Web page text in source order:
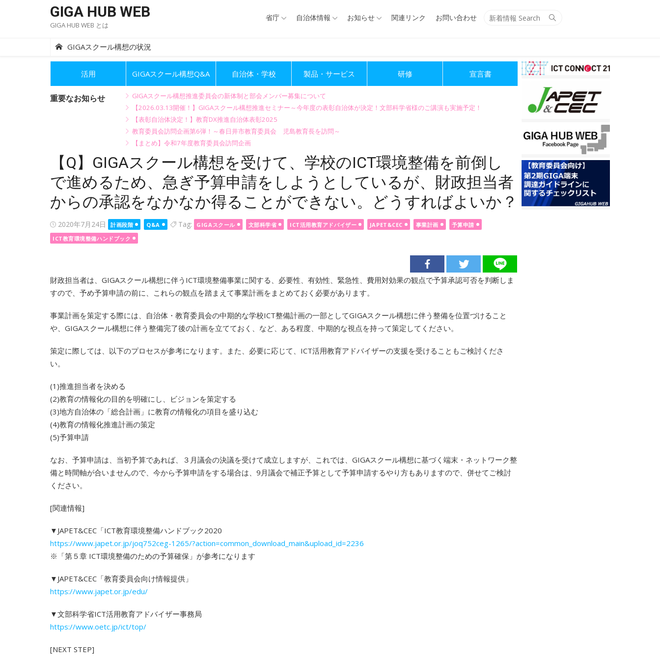
GIGA HUB WEB
GIGA HUB WEB とは
Search
省庁 自治体情報 お知らせ 関連リンク お問い合わせ
GIGAスクール構想の状況
活用 GIGAスクール構想Q&A 自治体・学校 製品・サービス 研修 宣言書
重要なお知らせ
GIGAスクール構想推進委員会の新体制と部会メンバー募集について
【2026.03.13開催！】GIGAスクール構想推進セミナー～今年度の表彰自治体が決定！文部科学省様のご講演も実施予定！
【表彰自治体決定！】教育DX推進自治体表彰2025
教育委員会訪問企画第6弾！～春日井市教育委員会 児島教育長を訪問～
【まとめ】令和7年度教育委員会訪問企画
【Q】GIGAスクール構想を受けて、学校のICT環境整備を前倒し
で進めるため、急ぎ予算申請をしようとしているが、財政担当者
からの承認をなかなか得ることができない。どうすればよいか？
Posted
on
2020年7月24日 計画段階 Q&A Tag: GIGAスクール 文部科学省 ICT活用教育アドバイザー JAPET&CEC 事業計画
予算申請
ICT教育環境整備ハンドブック
財政担当者は、GIGAスクール構想に伴うICT環境整備事業に関する、必要性、有効性、緊急性、費用対効果の観点で予算承認可否を判断しま
すので、予め予算申請の前に、これらの観点を踏まえて事業計画をまとめておく必要があります。
事業計画を策定する際には、自治体・教育委員会の中期的な学校ICT整備計画の一部としてGIGAスクール構想に伴う整備を位置づけること
や、GIGAスクール構想に伴う整備完了後の計画を立てておく、など、ある程度、中期的な視点を持って策定してください。
策定に際しては、以下のプロセスが参考になります。また、必要に応じて、ICT活用教育アドバイザーの支援を受けることもご検討くださ
い。
(1)推進担当者を決める
(2)教育の情報化の目的を明確にし、ビジョンを策定する
(3)地方自治体の「総合計画」に教育の情報化の項目を盛り込む
(4)教育の情報化推進計画の策定
(5)予算申請
なお、予算申請は、当初予算であれば、３月議会の決議を受けて成立しますが、これでは、GIGAスクール構想に基づく端末・ネットワーク整
備と時間軸が合いませんので、今から予算申請をする場合は、9月議会で補正予算として予算申請するやり方もありますので、併せてご検討
ください。
[関連情報]
▼JAPET&CEC「ICT教育環境整備ハンドブック2020
https://www.japet.or.jp/joq752ceg-1265/?action=common_download_main&upload_id=2236
※「第５章 ICT環境整備のための予算確保」が参考になります
▼JAPET&CEC「教育委員会向け情報提供」
https://www.japet.or.jp/edu/
▼文部科学省ICT活用教育アドバイザー事務局
https://www.oetc.jp/ict/top/
[NEXT STEP]